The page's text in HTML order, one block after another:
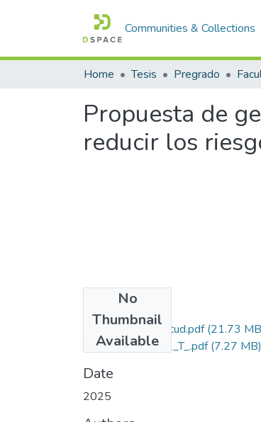
Communities & Collections
Home Tesis Pregrado
Propuesta de
reducir los
No
Thumbnail
Available
Grado de Similitud.pdf(21.73
T036_71715502_T_.pdf(7.27 MB)
Date
2025